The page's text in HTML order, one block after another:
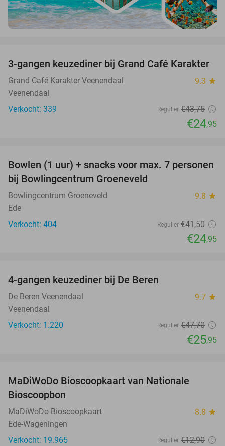
43%
3-gangen keuzediner bij Grand Café Karakter
Grand Café Karakter Veenendaal 9.3 star
Veenendaal
Verkocht: 339
Regulier €43,75
€24,95
40%
Bowlen (1 uur) + snacks voor max. 7 personen
bij Bowlingcentrum Groeneveld
Bowlingcentrum Groeneveld 9.8 star
Ede
Verkocht: 404
Regulier €41,50
€24,95
4-gangen keuzediner bij De Beren
De Beren Veenendaal 9.7 star
Veenendaal
Verkocht: 1.220
Regulier €47,70
€25,95
MaDiWoDo Bioscoopkaart van Nationale
Bioscoopbon
MaDiWoDo Bioscoopkaart 8.8 star
Ede-Wageningen
Verkocht: 19.965
Regulier €12,90